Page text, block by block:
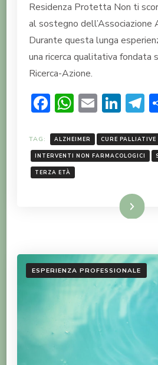
Residenza Protetta Non ti
al sostegno dell’Associazione
Durante questa lunga
una ricerca qualitativa fondata
Ricerca-Azione.
Facebook
Email
TAG: ALZHEIMER CURE PALLIATIVE
INTERVENTI NON FARMACOLOGICI
TERZA ETÀ
LEGGI TUTTO
ESPERIENZA PROFESSIONALE